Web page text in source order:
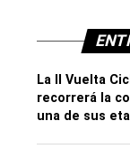
La II Vuelta
recorrerá la
una de sus